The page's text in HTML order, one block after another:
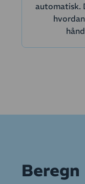
automatisk.